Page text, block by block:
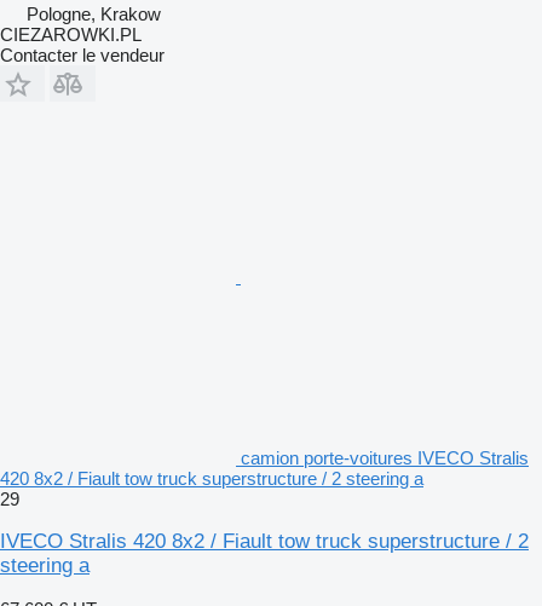
Pologne, Krakow
CIEZAROWKI.PL
Contacter le vendeur
camion porte-voitures IVECO Stralis
420 8x2 / Fiault tow truck superstructure / 2 steering a
29
IVECO Stralis 420 8x2 / Fiault tow truck superstructure / 2
steering a